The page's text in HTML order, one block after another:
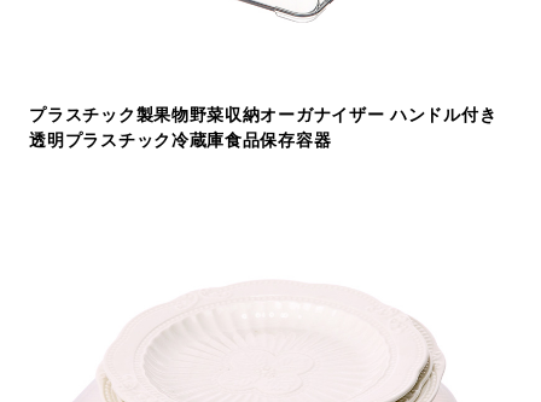
プラスチック製果物野菜収納オーガナイザー ハンドル付き
透明プラスチック冷蔵庫食品保存容器